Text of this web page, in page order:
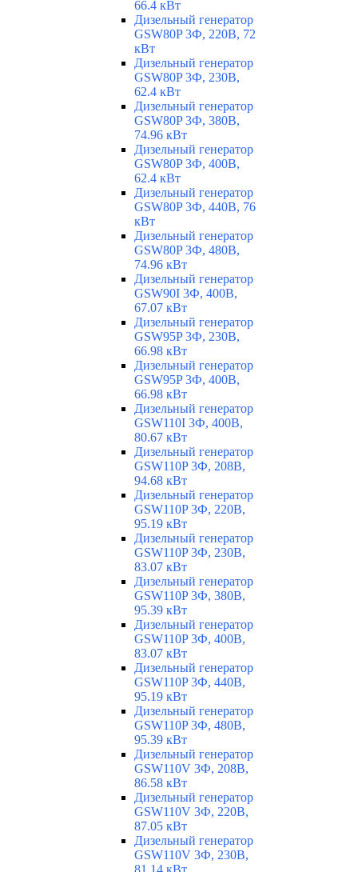
66.4 кВт
Дизельный генератор
GSW80P 3Ф, 220В, 72
кВт
Дизельный генератор
GSW80P 3Ф, 230В,
62.4 кВт
Дизельный генератор
GSW80P 3Ф, 380В,
74.96 кВт
Дизельный генератор
GSW80P 3Ф, 400В,
62.4 кВт
Дизельный генератор
GSW80P 3Ф, 440В, 76
кВт
Дизельный генератор
GSW80P 3Ф, 480В,
74.96 кВт
Дизельный генератор
GSW90I 3Ф, 400В,
67.07 кВт
Дизельный генератор
GSW95P 3Ф, 230В,
66.98 кВт
Дизельный генератор
GSW95P 3Ф, 400В,
66.98 кВт
Дизельный генератор
GSW110I 3Ф, 400В,
80.67 кВт
Дизельный генератор
GSW110P 3Ф, 208В,
94.68 кВт
Дизельный генератор
GSW110P 3Ф, 220В,
95.19 кВт
Дизельный генератор
GSW110P 3Ф, 230В,
83.07 кВт
Дизельный генератор
GSW110P 3Ф, 380В,
95.39 кВт
Дизельный генератор
GSW110P 3Ф, 400В,
83.07 кВт
Дизельный генератор
GSW110P 3Ф, 440В,
95.19 кВт
Дизельный генератор
GSW110P 3Ф, 480В,
95.39 кВт
Дизельный генератор
GSW110V 3Ф, 208В,
86.58 кВт
Дизельный генератор
GSW110V 3Ф, 220В,
87.05 кВт
Дизельный генератор
GSW110V 3Ф, 230В,